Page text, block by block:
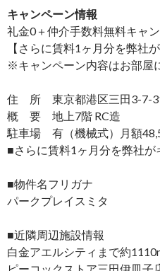
キャンペーン情報
礼金0＋仲介手数料無料キャ
【さらに賃料1ヶ月分を弊社
※キャンペーン内容はお部屋
住 所 東京都港区三田3-7-
概 要 地上7階 RC造
駐車場 有（機械式）月額
■さらに賃料1ヶ月分を弊社が
■物件名フリガナ
パークプレイスミタ
■近隣周辺施設情報
白金アエルシティまで約